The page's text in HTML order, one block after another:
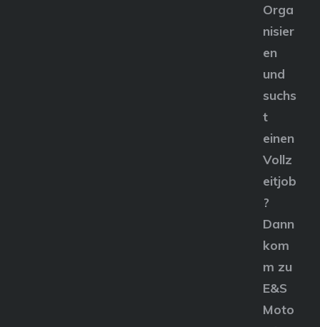
Orga
nisier
en
und
suchs
t
einen
Vollz
eitjob
?
Dann
kom
m zu
E&S
Moto